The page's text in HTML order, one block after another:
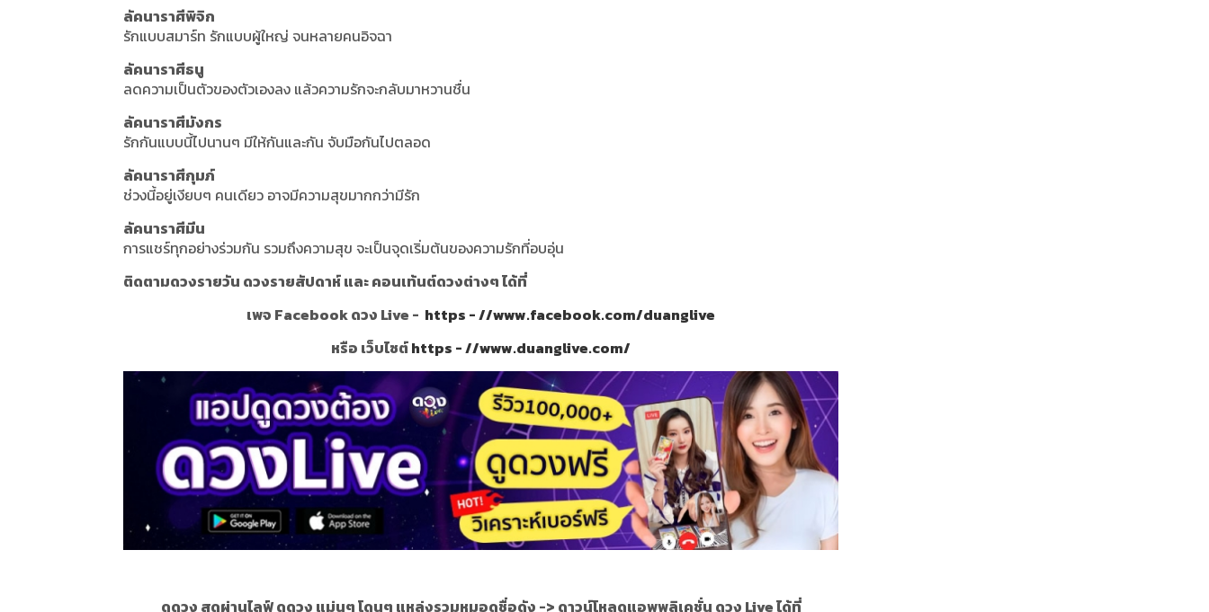
ลัคนาราศีพิจิก
รักแบบสมาร์ท รักแบบผู้ใหญ่ จนหลายคนอิจฉา
ลัคนาราศีธนู
ลดความเป็นตัวของตัวเองลง แล้วความรักจะกลับมาหวานชื่น
ลัคนาราศีมังกร
รักกันแบบนี้ไปนานๆ มีให้กันและกัน จับมือกันไปตลอด
ลัคนาราศีกุมภ์
ช่วงนี้อยู่เงียบๆ คนเดียว อาจมีความสุขมากกว่ามีรัก
ลัคนาราศีมีน
การแชร์ทุกอย่างร่วมกัน รวมถึงความสุข จะเป็นจุดเริ่มต้นของความรักที่อบอุ่น
ติดตามดวงรายวัน ดวงรายสัปดาห์ และ คอนเท้นต์ดวงต่างๆ ได้ที่
เพจ Facebook ดวง Live - https - //www.facebook.com/duanglive
หรือ เว็บไซต์https - //www.duanglive.com/
ดูดวง สดผ่านไลฟ์ ดูดวง แม่นๆ โดนๆ แหล่งรวมหมอดูชื่อดัง -> ดาวน์โหลดแอพพลิเคชั่น ดวง Live ได้ที่